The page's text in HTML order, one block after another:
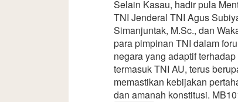
Selain Kasau, hadir pula
TNI Jenderal TNI Agus
Simanjuntak, M.Sc., dan
para pimpinan TNI dalam
negara yang adaptif
termasuk TNI AU, terus
memastikan kebijakan
dan amanah konstitusi.